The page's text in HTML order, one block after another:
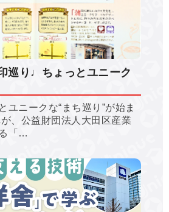
巡り♩ちょっとユニーク
ユニークな“まち巡り”が始ま
、公益財団法人大田区産業
「…